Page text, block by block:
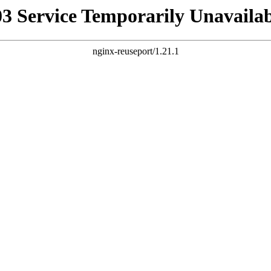
Service Temporarily
nginx-reuseport/1.21.1